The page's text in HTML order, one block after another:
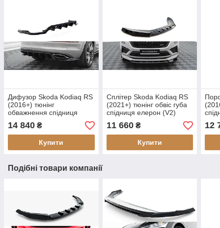
Дифузор Skoda Kodiaq RS
(2016+) тюнінг
обважнення спідниця
елерон
14 840 ₴
Купити
Сплітер Skoda Kodiaq RS
(2021+) тюнінг обвіс губа
спідниця елерон (V2)
11 660₴
Купити
12
Подібні товари компанії